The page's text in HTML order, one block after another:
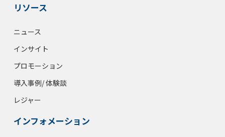
リソース
ニュース
インサイト
プロモーション
導入事例/ 体験談
レジャー
インフォメーション